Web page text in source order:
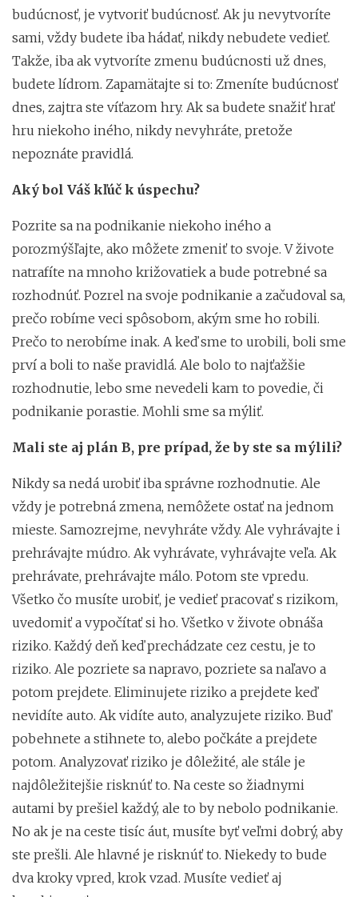
budúcnosť, je vytvoriť budúcnosť. Ak ju nevytvoríte
sami, vždy budete iba hádať, nikdy nebudete vedieť.
Takže, iba ak vytvoríte zmenu budúcnosti už dnes,
budete lídrom. Zapamätajte si to: Zmeníte budúcnosť
dnes, zajtra ste víťazom hry. Ak sa budete snažiť hrať
hru niekoho iného, nikdy nevyhráte, pretože
nepoznáte pravidlá.
Aký bol Váš kľúč k úspechu?
Pozrite sa na podnikanie niekoho iného a
porozmýšľajte, ako môžete zmeniť to svoje. V živote
natrafíte na mnoho križovatiek a bude potrebné sa
rozhodnúť. Pozrel na svoje podnikanie a začudoval sa,
prečo robíme veci spôsobom, akým sme ho robili.
Prečo to nerobíme inak. A keď sme to urobili, boli sme
prví a boli to naše pravidlá. Ale bolo to najťažšie
rozhodnutie, lebo sme nevedeli kam to povedie, či
podnikanie porastie. Mohli sme sa mýliť.
Mali ste aj plán B, pre prípad, že by ste sa mýlili?
Nikdy sa nedá urobiť iba správne rozhodnutie. Ale
vždy je potrebná zmena, nemôžete ostať na jednom
mieste. Samozrejme, nevyhráte vždy. Ale vyhrávajte i
prehrávajte múdro. Ak vyhrávate, vyhrávajte veľa. Ak
prehrávate, prehrávajte málo. Potom ste vpredu.
Všetko čo musíte urobiť, je vedieť pracovať s rizikom,
uvedomiť a vypočítať si ho. Všetko v živote obnáša
riziko. Každý deň keď prechádzate cez cestu, je to
riziko. Ale pozriete sa napravo, pozriete sa naľavo a
potom prejdete. Eliminujete riziko a prejdete keď
nevidíte auto. Ak vidíte auto, analyzujete riziko. Buď
pobehnete a stihnete to, alebo počkáte a prejdete
potom. Analyzovať riziko je dôležité, ale stále je
najdôležitejšie risknúť to. Na ceste so žiadnymi
autami by prešiel každý, ale to by nebolo podnikanie.
No ak je na ceste tisíc áut, musíte byť veľmi dobrý, aby
ste prešli. Ale hlavné je risknúť to. Niekedy to bude
dva kroky vpred, krok vzad. Musíte vedieť aj